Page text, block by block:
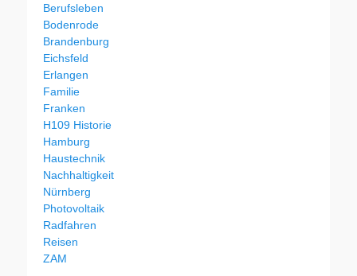
Berufsleben
Bodenrode
Brandenburg
Eichsfeld
Erlangen
Familie
Franken
H109 Historie
Hamburg
Haustechnik
Nachhaltigkeit
Nürnberg
Photovoltaik
Radfahren
Reisen
ZAM